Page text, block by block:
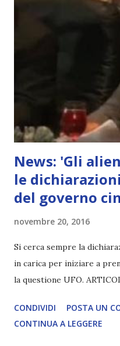
News: 'Gli
le
del governo
novembre 20, 2016
Si cerca sempre la
in carica per iniziare a
la questione UFO.
CONDIVIDI
POSTA UN
CONTINUA A LEGGERE